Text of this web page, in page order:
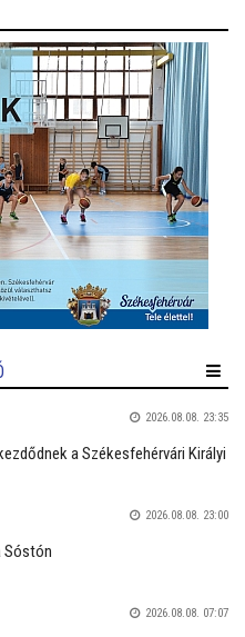
2026.08.08. 23:35
a Székesfehérvári Királyi
2026.08.08. 23:00
Sóstón
2026.08.08. 07:07